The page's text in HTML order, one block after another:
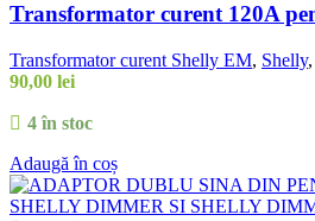
Transformator curent 120A
Transformator curent Shelly EM, Shelly,
90,00 lei
4 în stoc
Adaugă în coș